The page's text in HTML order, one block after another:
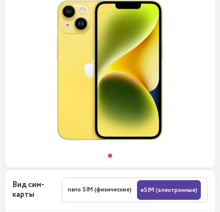
Вид сим-
карты
nano SIM (физические) eSIM (электронные)